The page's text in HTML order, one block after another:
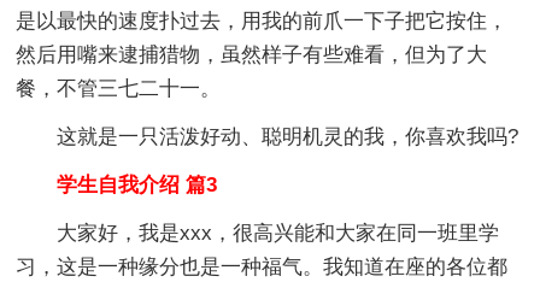
是以最快的速度扑过去，用我的前爪一下子把它按住，
然后用嘴来逮捕猎物，虽然样子有些难看，但为了大
餐，不管三七二十一。
这就是一只活泼好动、聪明机灵的我，你喜欢我吗?
学生自我介绍 篇3
大家好，我是xxx，很高兴能和大家在同一班里学
习，这是一种缘分也是一种福气。我知道在座的各位都